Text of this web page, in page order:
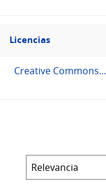
Filtro
Licencias
Licencias
Creative Commons...